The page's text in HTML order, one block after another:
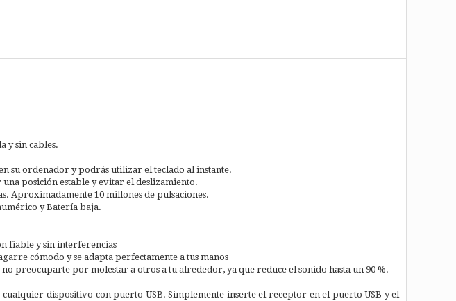
y sin cables.
su ordenador y podrás utilizar el teclado al instante.
posición estable y evitar el deslizamiento.
Aproximadamente 10 millones de pulsaciones.
y Batería baja.
fiable y sin interferencias
cómodo y se adapta perfectamente a tus manos
no preocuparte por molestar a otros a tu alrededor, ya que reduce el sonido hasta un 90 %.
dispositivo con puerto USB. Simplemente inserte el receptor en el puerto USB y el